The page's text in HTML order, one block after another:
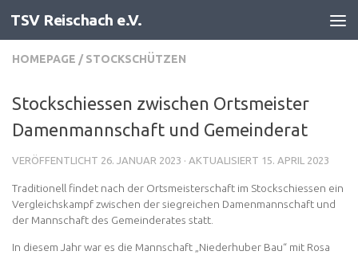
Zum Inhalt springen
TSV Reischach e.V.
HOMEPAGE / STOCKSCHÜTZEN
Stockschiessen zwischen Ortsmeister
Damenmannschaft und Gemeinderat
VERÖFFENTLICHT 26. JANUAR 2023 · AKTUALISIERT 15. APRIL 2023
Traditionell findet nach der Ortsmeisterschaft im Stockschiessen ein
Vergleichskampf zwischen der siegreichen Damenmannschaft und
der Mannschaft des Gemeinderates statt.
In diesem Jahr war es die Mannschaft „Niederhuber Bau“ mit Rosa